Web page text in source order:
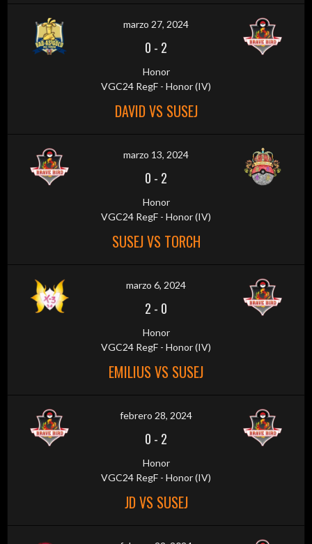
marzo 27, 2024
0 - 2
Honor
VGC24 RegF - Honor (IV)
DAVID VS SUSEJ
marzo 13, 2024
0 - 2
Honor
VGC24 RegF - Honor (IV)
SUSEJ VS TORCH
marzo 6, 2024
2 - 0
Honor
VGC24 RegF - Honor (IV)
EMILIUS VS SUSEJ
febrero 28, 2024
0 - 2
Honor
VGC24 RegF - Honor (IV)
JD VS SUSEJ